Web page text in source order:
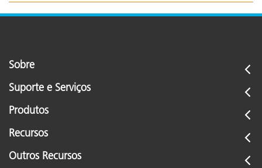
Sobre
Suporte e Serviços
Produtos
Recursos
Outros Recursos